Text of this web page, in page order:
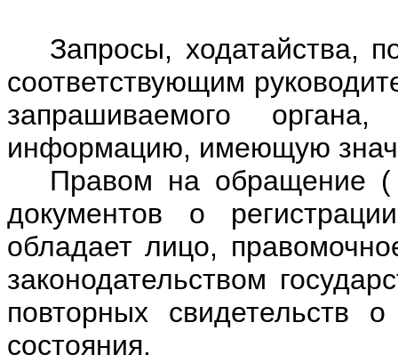
Запросы, ходатайства,
соответствующим
запрашиваемого
информацию, имеющую
Правом на обращение (
документов о
обладает лицо,
законодательством
повторных свидетельств
состояния.